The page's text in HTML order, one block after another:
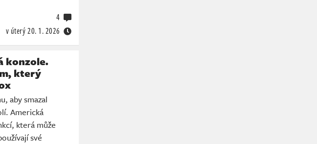
v úterý20. 1. 2026
4
konzole.
který
aby smazal
Americká
která může
své